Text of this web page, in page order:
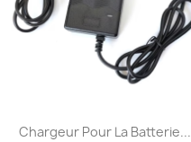
Aperçu rapide
Chargeur Pour La Batterie...